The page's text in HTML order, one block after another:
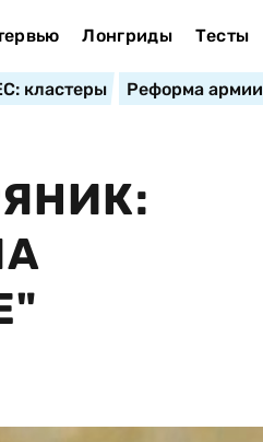
Лонгриды Тесты
кластеры Реформа армии